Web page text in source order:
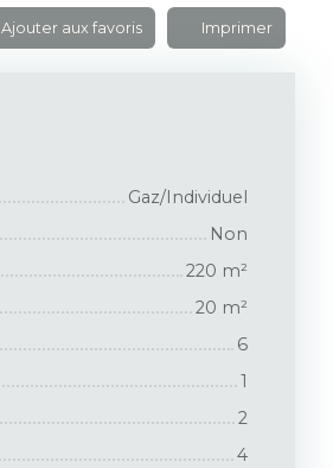
Ajouter aux favoris Imprimer
Gaz/Individuel
Non
220 m²
20 m²
6
1
2
4